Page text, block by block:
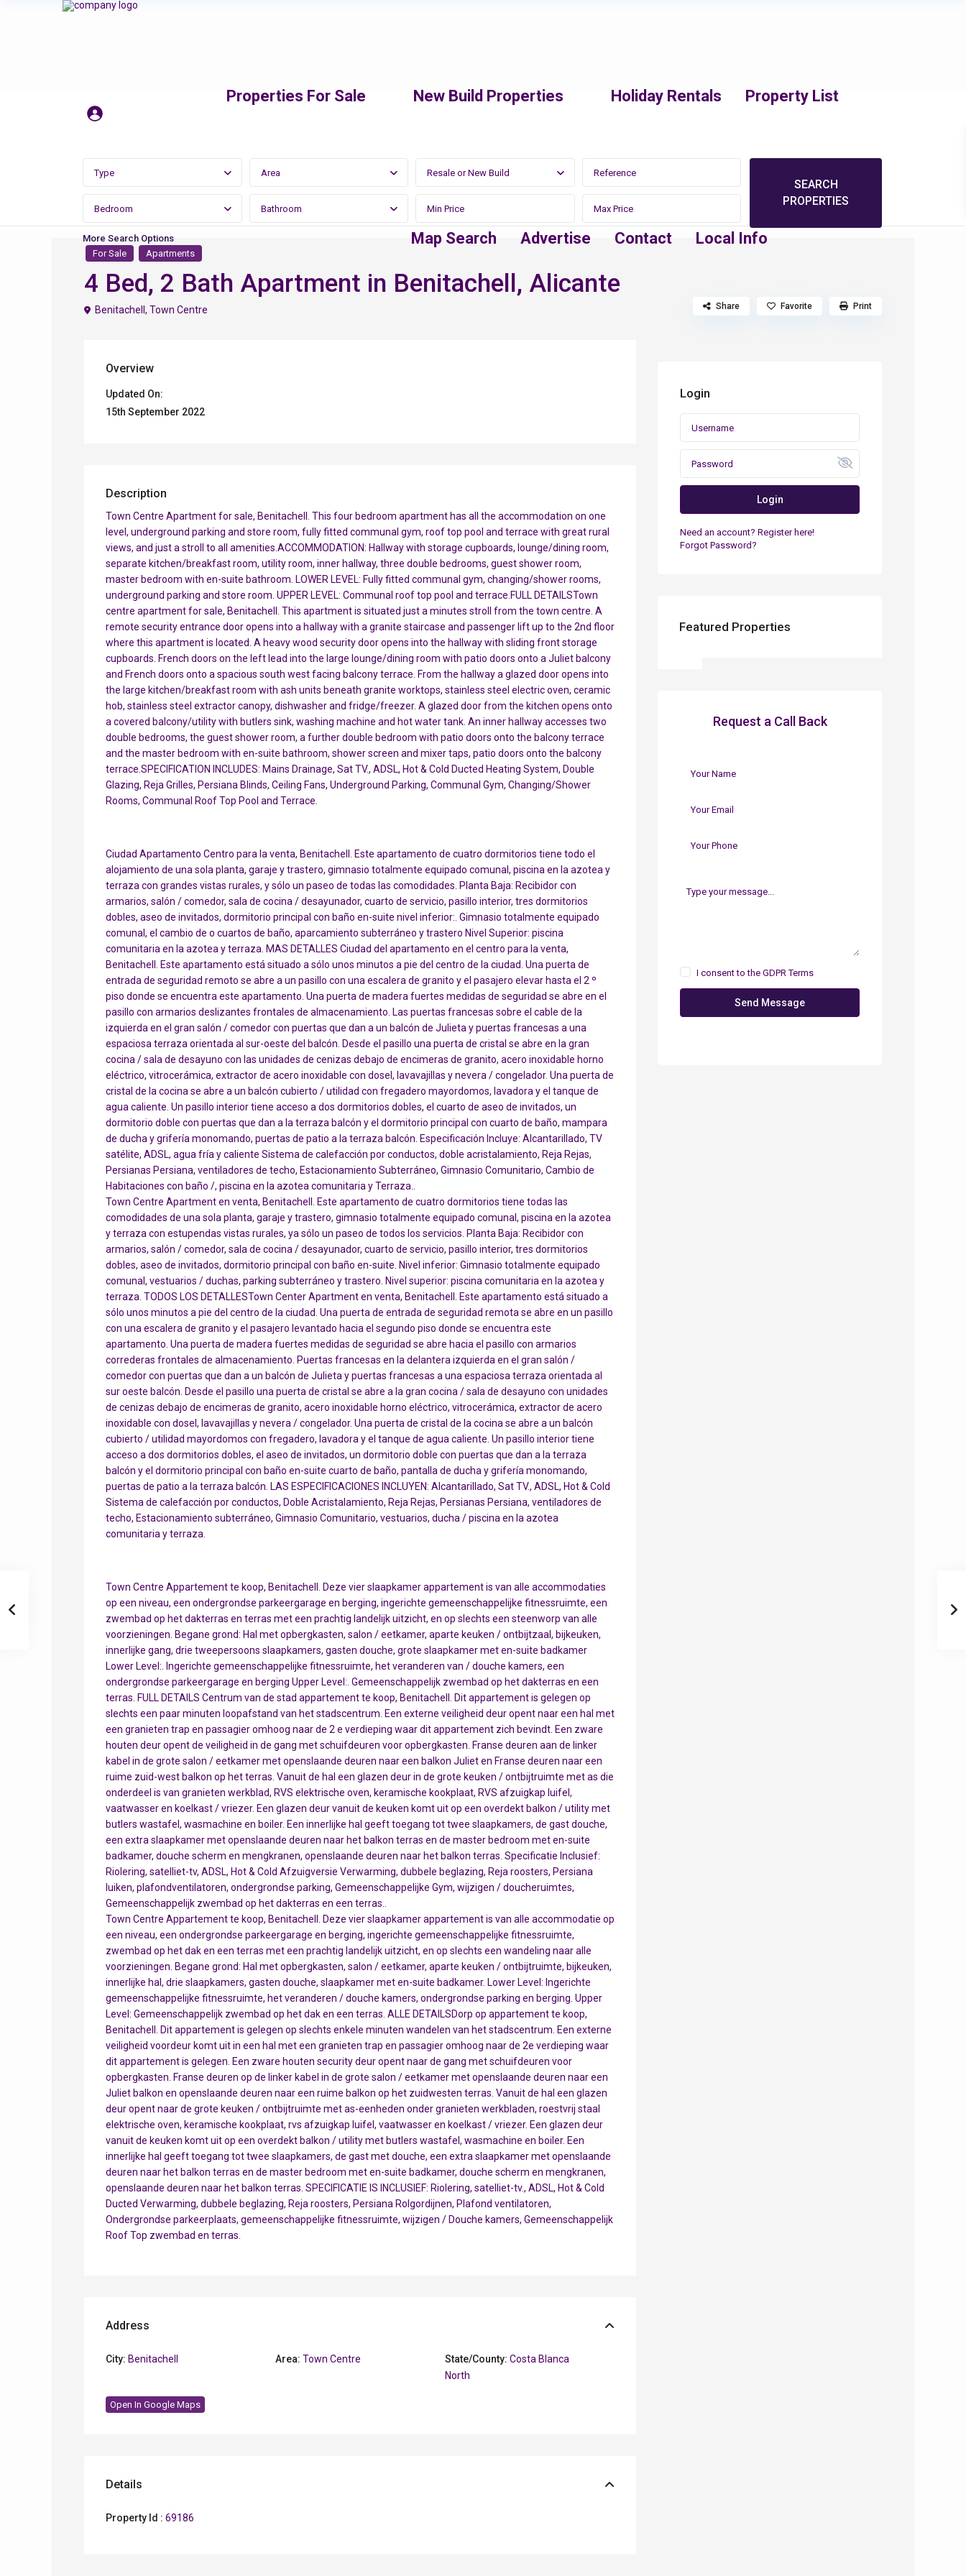
Properties For Sale New Build Properties Holiday Rentals Property List
Map Search Advertise Contact Local Info
Type Area Resale or New Build
Bedroom Bathroom
More Search Options
For Sale
Apartments
4 Bed, 2 Bath Apartment in Benitachell, Alicante
Benitachell , Town Centre Share Favorite Print
Overview
Updated On:
15th September 2022
Description
Town Centre Apartment for sale, Benitachell. This four bedroom apartment has all the accommodation on one
level, underground parking and store room, fully fitted communal gym, roof top pool and terrace with great rural
views, and just a stroll to all amenities.ACCOMMODATION: Hallway with storage cupboards, lounge/dining room,
separate kitchen/breakfast room, utility room, inner hallway, three double bedrooms, guest shower room,
master bedroom with en-suite bathroom. LOWER LEVEL: Fully fitted communal gym, changing/shower rooms,
underground parking and store room. UPPER LEVEL: Communal roof top pool and terrace.FULL DETAILSTown
centre apartment for sale, Benitachell. This apartment is situated just a minutes stroll from the town centre. A
remote security entrance door opens into a hallway with a granite staircase and passenger lift up to the 2nd floor
where this apartment is located. A heavy wood security door opens into the hallway with sliding front storage
cupboards. French doors on the left lead into the large lounge/dining room with patio doors onto a Juliet balcony
and French doors onto a spacious south west facing balcony terrace. From the hallway a glazed door opens into
the large kitchen/breakfast room with ash units beneath granite worktops, stainless steel electric oven, ceramic
hob, stainless steel extractor canopy, dishwasher and fridge/freezer. A glazed door from the kitchen opens onto
a covered balcony/utility with butlers sink, washing machine and hot water tank. An inner hallway accesses two
double bedrooms, the guest shower room, a further double bedroom with patio doors onto the balcony terrace
and the master bedroom with en-suite bathroom, shower screen and mixer taps, patio doors onto the balcony
terrace.SPECIFICATION INCLUDES: Mains Drainage, Sat TV., ADSL, Hot & Cold Ducted Heating System, Double
Glazing, Reja Grilles, Persiana Blinds, Ceiling Fans, Underground Parking, Communal Gym, Changing/Shower
Rooms, Communal Roof Top Pool and Terrace.
Ciudad Apartamento Centro para la venta, Benitachell. Este apartamento de cuatro dormitorios tiene todo el
alojamiento de una sola planta, garaje y trastero, gimnasio totalmente equipado comunal, piscina en la azotea y
terraza con grandes vistas rurales, y sólo un paseo de todas las comodidades. Planta Baja: Recibidor con
armarios, salón / comedor, sala de cocina / desayunador, cuarto de servicio, pasillo interior, tres dormitorios
dobles, aseo de invitados, dormitorio principal con baño en-suite nivel inferior:. Gimnasio totalmente equipado
comunal, el cambio de o cuartos de baño, aparcamiento subterráneo y trastero Nivel Superior: piscina
comunitaria en la azotea y terraza. MAS DETALLES Ciudad del apartamento en el centro para la venta,
Benitachell. Este apartamento está situado a sólo unos minutos a pie del centro de la ciudad. Una puerta de
entrada de seguridad remoto se abre a un pasillo con una escalera de granito y el pasajero elevar hasta el 2 º
piso donde se encuentra este apartamento. Una puerta de madera fuertes medidas de seguridad se abre en el
pasillo con armarios deslizantes frontales de almacenamiento. Las puertas francesas sobre el cable de la
izquierda en el gran salón / comedor con puertas que dan a un balcón de Julieta y puertas francesas a una
espaciosa terraza orientada al sur-oeste del balcón. Desde el pasillo una puerta de cristal se abre en la gran
cocina / sala de desayuno con las unidades de cenizas debajo de encimeras de granito, acero inoxidable horno
eléctrico, vitrocerámica, extractor de acero inoxidable con dosel, lavavajillas y nevera / congelador. Una puerta de
cristal de la cocina se abre a un balcón cubierto / utilidad con fregadero mayordomos, lavadora y el tanque de
agua caliente. Un pasillo interior tiene acceso a dos dormitorios dobles, el cuarto de aseo de invitados, un
dormitorio doble con puertas que dan a la terraza balcón y el dormitorio principal con cuarto de baño, mampara
de ducha y grifería monomando, puertas de patio a la terraza balcón. Especificación Incluye: Alcantarillado, TV
satélite, ADSL, agua fría y caliente Sistema de calefacción por conductos, doble acristalamiento, Reja Rejas,
Persianas Persiana, ventiladores de techo, Estacionamiento Subterráneo, Gimnasio Comunitario, Cambio de
Habitaciones con baño /, piscina en la azotea comunitaria y Terraza..
Town Centre Apartment en venta, Benitachell. Este apartamento de cuatro dormitorios tiene todas las
comodidades de una sola planta, garaje y trastero, gimnasio totalmente equipado comunal, piscina en la azotea
y terraza con estupendas vistas rurales, ya sólo un paseo de todos los servicios. Planta Baja: Recibidor con
armarios, salón / comedor, sala de cocina / desayunador, cuarto de servicio, pasillo interior, tres dormitorios
dobles, aseo de invitados, dormitorio principal con baño en-suite. Nivel inferior: Gimnasio totalmente equipado
comunal, vestuarios / duchas, parking subterráneo y trastero. Nivel superior: piscina comunitaria en la azotea y
terraza. TODOS LOS DETALLESTown Center Apartment en venta, Benitachell. Este apartamento está situado a
sólo unos minutos a pie del centro de la ciudad. Una puerta de entrada de seguridad remota se abre en un pasillo
con una escalera de granito y el pasajero levantado hacia el segundo piso donde se encuentra este
apartamento. Una puerta de madera fuertes medidas de seguridad se abre hacia el pasillo con armarios
correderas frontales de almacenamiento. Puertas francesas en la delantera izquierda en el gran salón /
comedor con puertas que dan a un balcón de Julieta y puertas francesas a una espaciosa terraza orientada al
sur oeste balcón. Desde el pasillo una puerta de cristal se abre a la gran cocina / sala de desayuno con unidades
de cenizas debajo de encimeras de granito, acero inoxidable horno eléctrico, vitrocerámica, extractor de acero
inoxidable con dosel, lavavajillas y nevera / congelador. Una puerta de cristal de la cocina se abre a un balcón
cubierto / utilidad mayordomos con fregadero, lavadora y el tanque de agua caliente. Un pasillo interior tiene
acceso a dos dormitorios dobles, el aseo de invitados, un dormitorio doble con puertas que dan a la terraza
balcón y el dormitorio principal con baño en-suite cuarto de baño, pantalla de ducha y grifería monomando,
puertas de patio a la terraza balcón. LAS ESPECIFICACIONES INCLUYEN: Alcantarillado, Sat TV., ADSL, Hot & Cold
Sistema de calefacción por conductos, Doble Acristalamiento, Reja Rejas, Persianas Persiana, ventiladores de
techo, Estacionamiento subterráneo, Gimnasio Comunitario, vestuarios, ducha / piscina en la azotea
comunitaria y terraza.
Town Centre Appartement te koop, Benitachell. Deze vier slaapkamer appartement is van alle accommodaties
op een niveau, een ondergrondse parkeergarage en berging, ingerichte gemeenschappelijke fitnessruimte, een
zwembad op het dakterras en terras met een prachtig landelijk uitzicht, en op slechts een steenworp van alle
voorzieningen. Begane grond: Hal met opbergkasten, salon / eetkamer, aparte keuken / ontbijtzaal, bijkeuken,
innerlijke gang, drie tweepersoons slaapkamers, gasten douche, grote slaapkamer met en-suite badkamer
Lower Level:. Ingerichte gemeenschappelijke fitnessruimte, het veranderen van / douche kamers, een
ondergrondse parkeergarage en berging Upper Level:. Gemeenschappelijk zwembad op het dakterras en een
terras. FULL DETAILS Centrum van de stad appartement te koop, Benitachell. Dit appartement is gelegen op
slechts een paar minuten loopafstand van het stadscentrum. Een externe veiligheid deur opent naar een hal met
een granieten trap en passagier omhoog naar de 2 e verdieping waar dit appartement zich bevindt. Een zware
houten deur opent de veiligheid in de gang met schuifdeuren voor opbergkasten. Franse deuren aan de linker
kabel in de grote salon / eetkamer met openslaande deuren naar een balkon Juliet en Franse deuren naar een
ruime zuid-west balkon op het terras. Vanuit de hal een glazen deur in de grote keuken / ontbijtruimte met as die
onderdeel is van granieten werkblad, RVS elektrische oven, keramische kookplaat, RVS afzuigkap luifel,
vaatwasser en koelkast / vriezer. Een glazen deur vanuit de keuken komt uit op een overdekt balkon / utility met
butlers wastafel, wasmachine en boiler. Een innerlijke hal geeft toegang tot twee slaapkamers, de gast douche,
een extra slaapkamer met openslaande deuren naar het balkon terras en de master bedroom met en-suite
badkamer, douche scherm en mengkranen, openslaande deuren naar het balkon terras. Specificatie Inclusief:
Riolering, satelliet-tv, ADSL, Hot & Cold Afzuigversie Verwarming, dubbele beglazing, Reja roosters, Persiana
luiken, plafondventilatoren, ondergrondse parking, Gemeenschappelijke Gym, wijzigen / doucheruimtes,
Gemeenschappelijk zwembad op het dakterras en een terras..
Town Centre Appartement te koop, Benitachell. Deze vier slaapkamer appartement is van alle accommodatie op
een niveau, een ondergrondse parkeergarage en berging, ingerichte gemeenschappelijke fitnessruimte,
zwembad op het dak en een terras met een prachtig landelijk uitzicht, en op slechts een wandeling naar alle
voorzieningen. Begane grond: Hal met opbergkasten, salon / eetkamer, aparte keuken / ontbijtruimte, bijkeuken,
innerlijke hal, drie slaapkamers, gasten douche, slaapkamer met en-suite badkamer. Lower Level: Ingerichte
gemeenschappelijke fitnessruimte, het veranderen / douche kamers, ondergrondse parking en berging. Upper
Level: Gemeenschappelijk zwembad op het dak en een terras. ALLE DETAILSDorp op appartement te koop,
Benitachell. Dit appartement is gelegen op slechts enkele minuten wandelen van het stadscentrum. Een externe
veiligheid voordeur komt uit in een hal met een granieten trap en passagier omhoog naar de 2e verdieping waar
dit appartement is gelegen. Een zware houten security deur opent naar de gang met schuifdeuren voor
opbergkasten. Franse deuren op de linker kabel in de grote salon / eetkamer met openslaande deuren naar een
Juliet balkon en openslaande deuren naar een ruime balkon op het zuidwesten terras. Vanuit de hal een glazen
deur opent naar de grote keuken / ontbijtruimte met as-eenheden onder granieten werkbladen, roestvrij staal
elektrische oven, keramische kookplaat, rvs afzuigkap luifel, vaatwasser en koelkast / vriezer. Een glazen deur
vanuit de keuken komt uit op een overdekt balkon / utility met butlers wastafel, wasmachine en boiler. Een
innerlijke hal geeft toegang tot twee slaapkamers, de gast met douche, een extra slaapkamer met openslaande
deuren naar het balkon terras en de master bedroom met en-suite badkamer, douche scherm en mengkranen,
openslaande deuren naar het balkon terras. SPECIFICATIE IS INCLUSIEF: Riolering, satelliet-tv., ADSL, Hot & Cold
Ducted Verwarming, dubbele beglazing, Reja roosters, Persiana Rolgordijnen, Plafond ventilatoren,
Ondergrondse parkeerplaats, gemeenschappelijke fitnessruimte, wijzigen / Douche kamers, Gemeenschappelijk
Roof Top zwembad en terras.
Address
City: Benitachell Area: Town Centre State/County: Costa Blanca
North
Open In Google Maps
Details
Property Id : 69186
Login
Login
Need an account? Register here!
Forgot Password?
Featured Properties
Request a Call Back
I consent to the GDPR Terms
Send Message